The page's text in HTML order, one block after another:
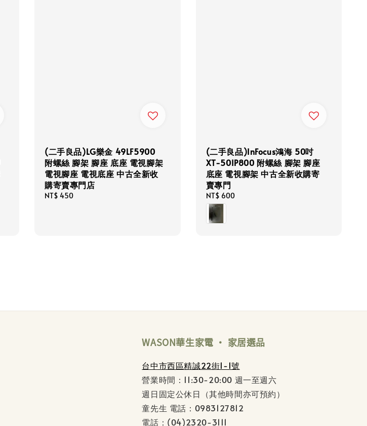
(二手良品)LG樂金 49LF5900
附螺絲 腳架 腳座 底座 電視腳架
電視腳座 電視底座 中古全新收
購寄賣專門店
Regular
NT$ 450
(二手良品)InFocus鴻海 50吋
XT-50IP800 附螺絲 腳架 腳座
底座 電視腳架 中古全新收購寄
賣專門
Regular
price
NT$ 600
WASON華生家電 ‧ 家居選品
台中市西區精誠22街1-1號
營業時間：11:30-20:00 週一至週六
週日固定公休日（其他時間亦可預約）
童先生 電話：0983127812
電話：(04)2320-3111